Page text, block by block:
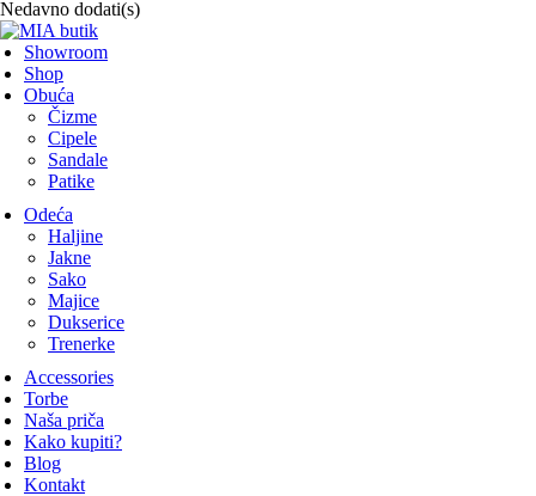
Nedavno dodati(s)
Showroom
Shop
Obuća
Čizme
Cipele
Sandale
Patike
Odeća
Haljine
Jakne
Sako
Majice
Dukserice
Trenerke
Accessories
Torbe
Naša priča
Kako kupiti?
Blog
Kontakt